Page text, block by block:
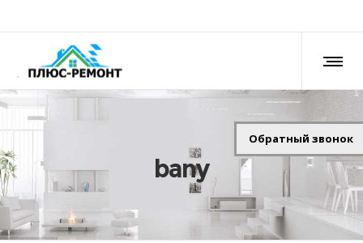
bany
Обратный звонок